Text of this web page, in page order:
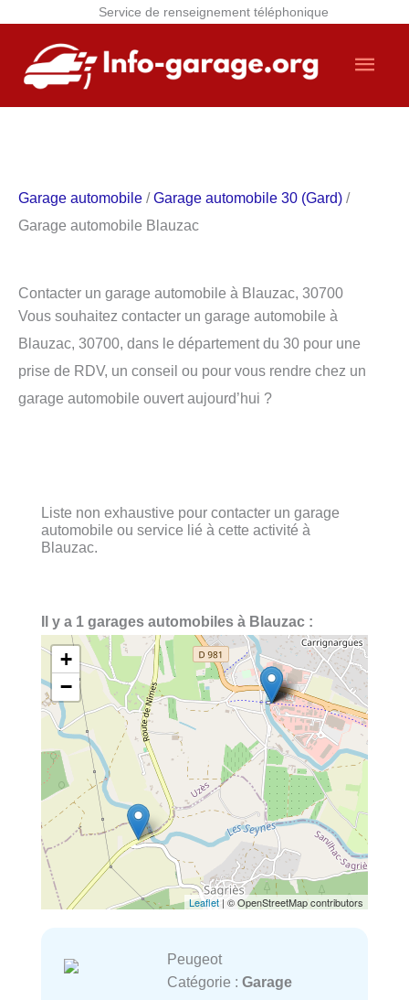
Service de renseignement téléphonique
contenu
Garage automobile /Garage automobile 30 (Gard) /
Garage automobile Blauzac
Contacter un garage automobile à Blauzac, 30700
Vous souhaitez contacter un garage automobile à
Blauzac, 30700, dans le département du 30 pour une
prise de RDV, un conseil ou pour vous rendre chez un
garage automobile ouvert aujourd’hui ?
Liste non exhaustive pour contacter un garage
automobile ou service lié à cette activité à
Blauzac.
Il y a 1 garages automobiles à Blauzac :
+
−
Leaflet | © OpenStreetMap contributors
Peugeot
Catégorie : Garage